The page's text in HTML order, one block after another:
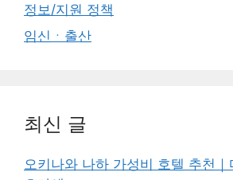
정보/지원 정책
임신ㆍ출산
최신 글
오키나와 나하 가성비 호텔 추천